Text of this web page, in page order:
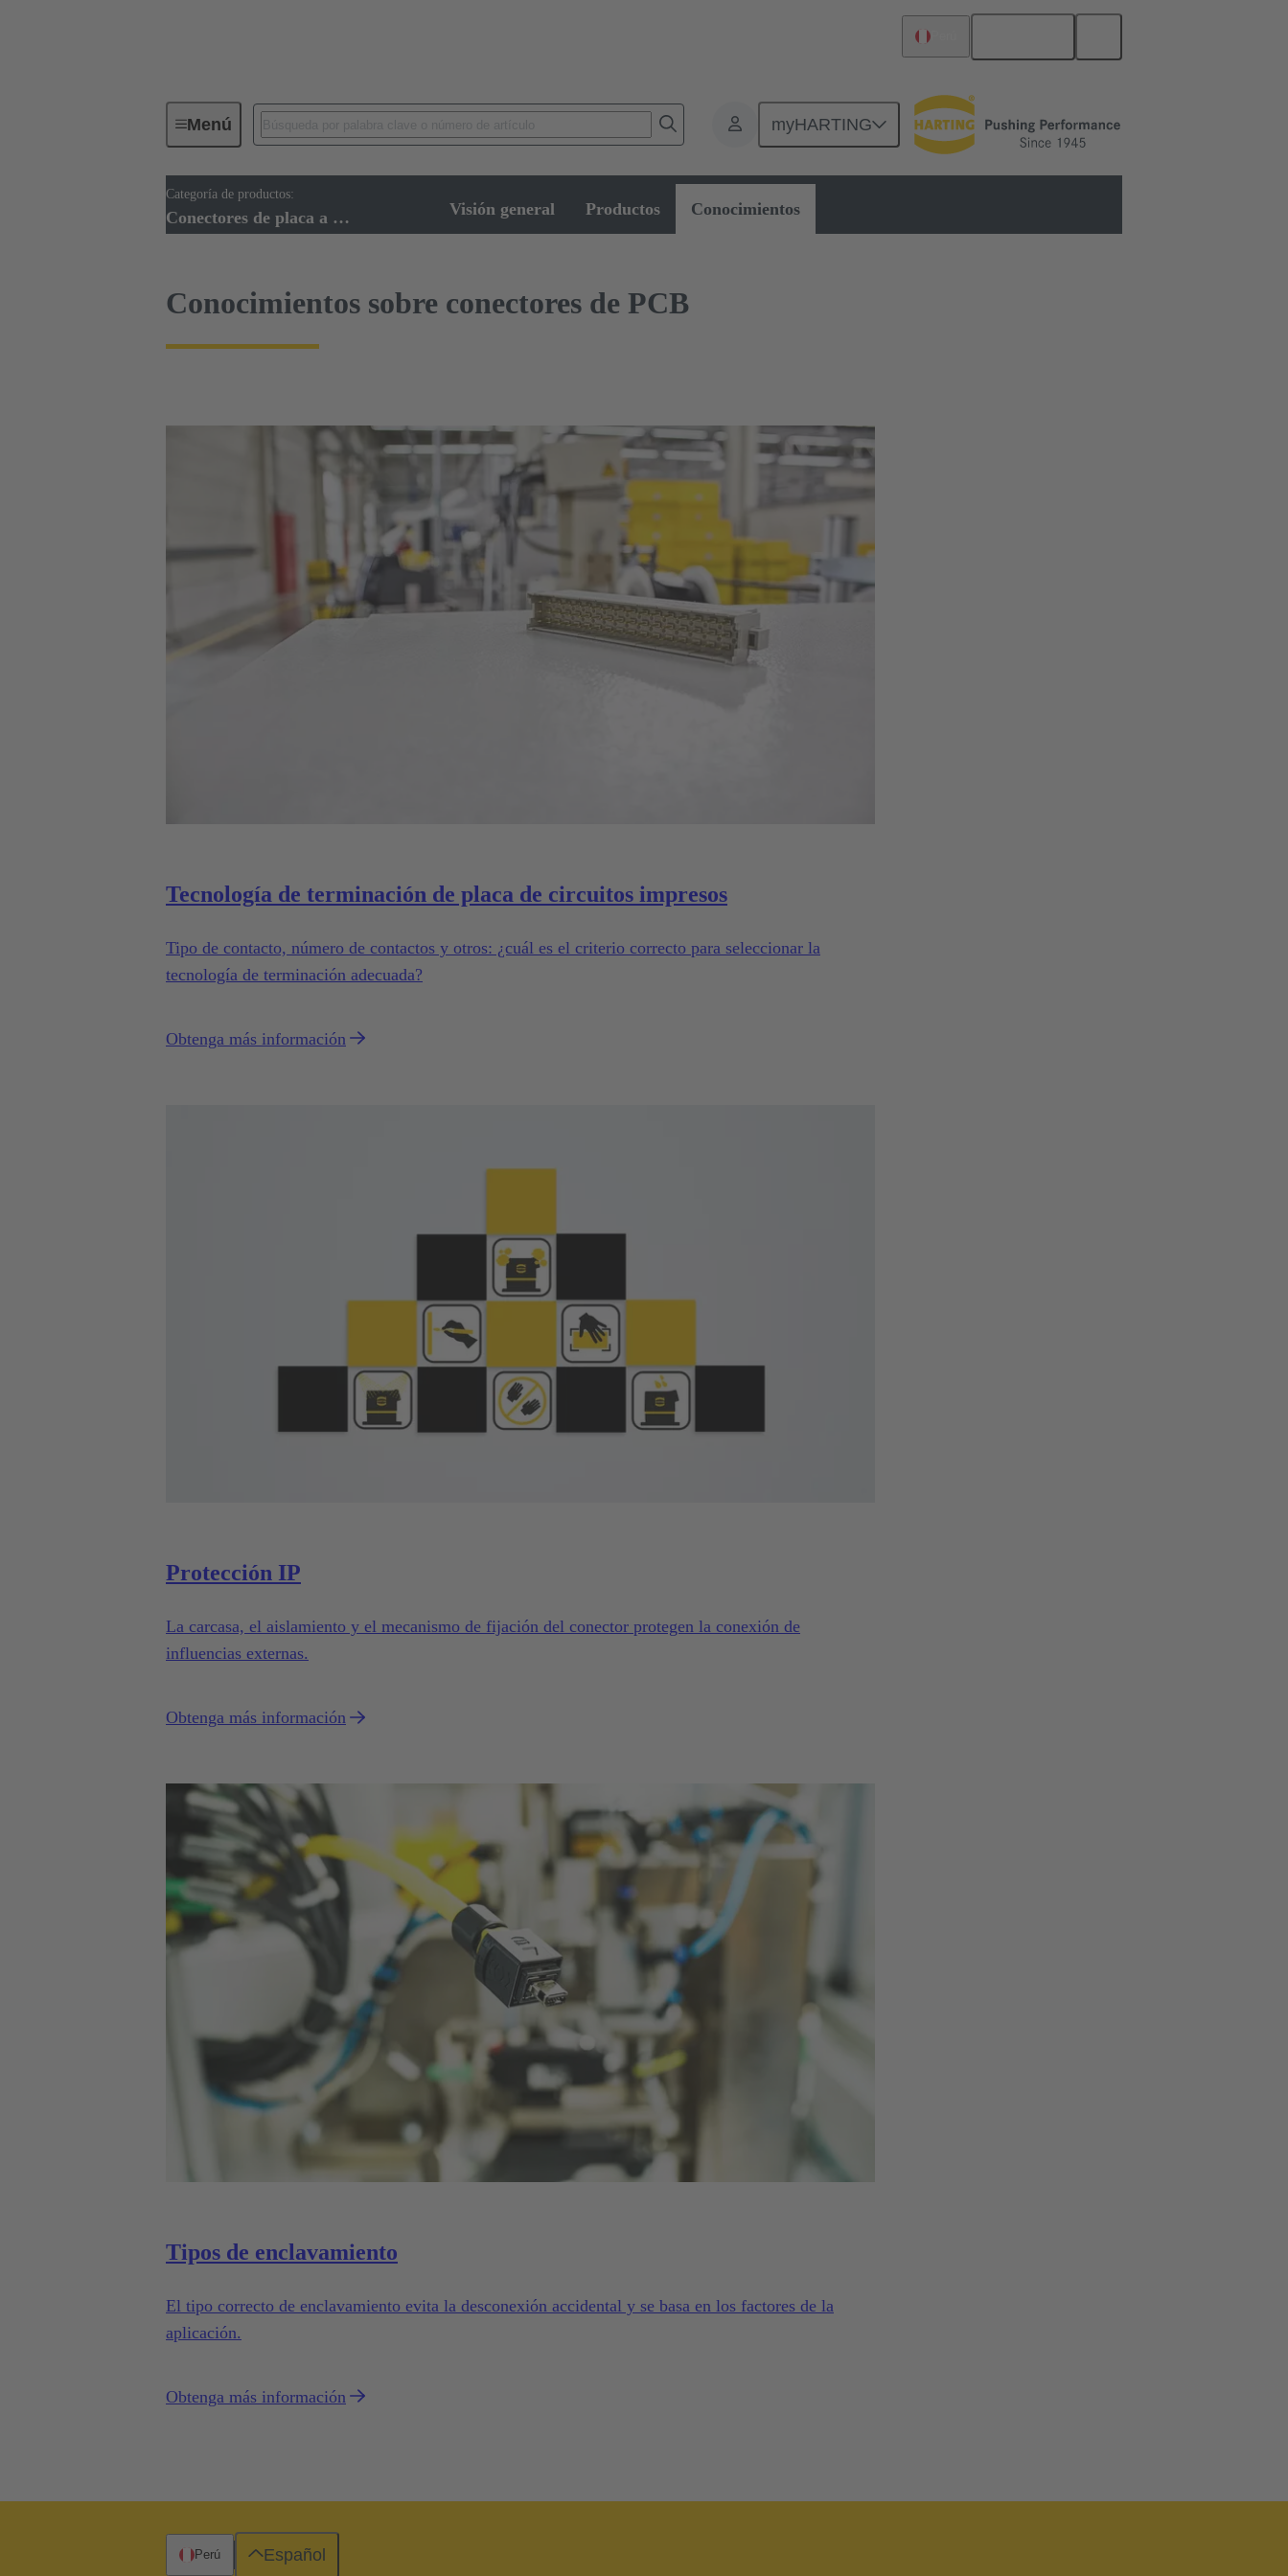
Menú myHARTING
Categoría de productos:
Conectores de placa a placa de circuitos Visión general Productos Conocimientos
Conectividad de dispositivos
Conocimientos sobre conectores de PCB
Tecnología de terminación de placa de circuitos impresos
Tipo de contacto, número de contactos y otros: ¿cuál es el criterio correcto para seleccionar la
tecnología de terminación adecuada?
Obtenga más información
Protección IP
La carcasa, el aislamiento y el mecanismo de fijación del conector protegen la conexión de
influencias externas.
Obtenga más información
Tipos de enclavamiento
El tipo correcto de enclavamiento evita la desconexión accidental y se basa en los factores de la
aplicación.
Obtenga más información
Perú Español